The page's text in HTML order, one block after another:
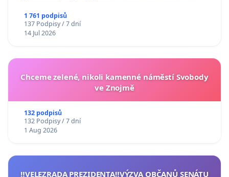
1 761 podpisů
137 Podpisy / 7 dní
14 Jul 2026
Chceme zelené, nikoli kamenné náměstí Svobody
ve Znojmě
132 podpisů
132 Podpisy / 7 dní
1 Aug 2026
‼️VELEZRADA PREZIDENTA‼️VÝZVA OBČANŮ SENÁTU